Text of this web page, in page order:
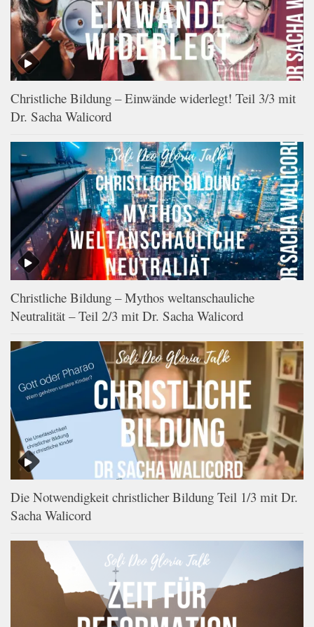
Christliche Bildung – Einwände widerlegt! Teil 3/3 mit
Dr. Sacha Walicord
Christliche Bildung – Mythos weltanschauliche
Neutralität – Teil 2/3 mit Dr. Sacha Walicord
Die Notwendigkeit christlicher Bildung Teil 1/3 mit Dr.
Sacha Walicord